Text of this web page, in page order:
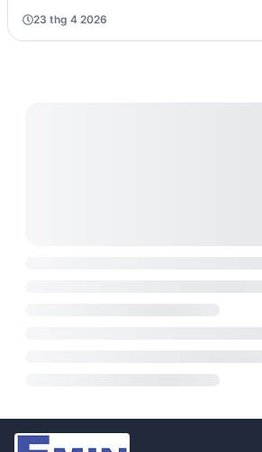
phẩm này phù hợp cho các ứng
và nghiên cứu. Độ chính xác cao
23 thg 4 2026